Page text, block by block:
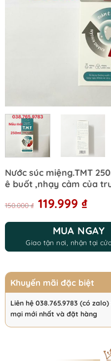
Nước súc miệng.TMT
ê buốt ,nhạy cảm của
150.000₫ Original
price
was:
150.000 ₫.
119.999 ₫
is:
MUA NGAY
Giao tận nơi, nhận tại
Khuyến mãi đặc biệt
Liên hệ 038.765.9783 (có
mại mới nhất và đặt hàng